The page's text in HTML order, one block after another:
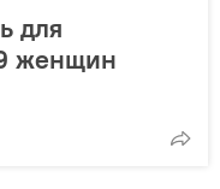
для
женщин